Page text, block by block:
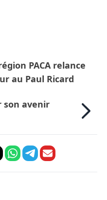
PACA relance
au Paul Ricard
son avenir